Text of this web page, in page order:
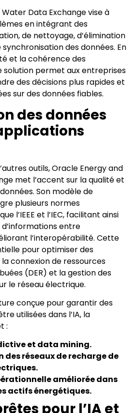
Data Exchange vise à
en intégrant des
de nettoyage, d’élimination
des données. En
et la cohérence des
permet aux entreprises
des décisions plus rapides et
sur des données fiables.
des données
outils, Oracle Energy and
met l’accent sur la qualité et
Son modèle de
plusieurs normes
l’IEEE et l’IEC, facilitant ainsi
d’informations entre
l’interopérabilité. Cette
pour optimiser des
connexion de ressources
(DER) et la gestion des
le réseau électrique.
conçue pour garantir des
utilisées dans l’IA, la
:
et data mining.
réseaux de recharge de
améliorée dans
actifs énergétiques.
pour l’IA et